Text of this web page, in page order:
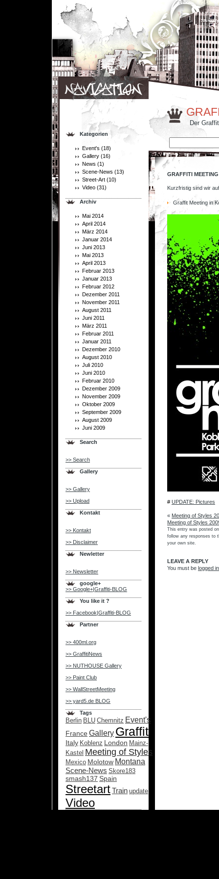
Kategorien
Event's (18)
Gallery (16)
News (1)
Scene-News (13)
Street-Art (10)
Video (31)
Archiv
Mai 2014
April 2014
März 2014
Januar 2014
Juni 2013
Mai 2013
April 2013
Februar 2013
Januar 2013
Februar 2012
Dezember 2011
November 2011
August 2011
Juni 2011
März 2011
Februar 2011
Januar 2011
Dezember 2010
August 2010
Juli 2010
Juni 2010
Februar 2010
Dezember 2009
November 2009
Oktober 2009
September 2009
August 2009
Juni 2009
Search
>> Search
Gallery
>> Gallery
>> Upload
Kontakt
>> Kontakt
>> Disclaimer
Newletter
>> Newsletter
google+
>> Google+|Graffiti-BLOG
You like it ?
>> Facebook|Graffiti-BLOG
Partner
>> 400ml.org
>> GraffitiNews
>> NUTHOUSE Gallery
>> Paint Club
>> WallStreetMeeting
>> yard5.de BLOG
Tags
Berlin BLU Chemnitz Event's
FranceGallery Graffiti
Italy Koblenz London Mainz-
Kastel Meeting of Styles
Mexico Molotow Montana
Scene-News Skore183
smash137 Spain
StreetartTrain update
Video
Der
GRAFFITI
Kurzfristig sind wir
Graffit Meeting in
# UPDATE: Pictures
« Meeting of Styles
Meeting of Styles
This entry was posted
follow any responses to
your own site.
LEAVE A REPLY
You must be logged in